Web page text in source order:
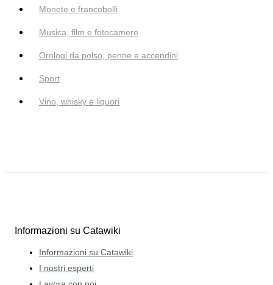
Monete e francobolli
Musica, film e fotocamere
Orologi da polso, penne e accendini
Sport
Vino, whisky e liquori
Informazioni su Catawiki
Informazioni su Catawiki
I nostri esperti